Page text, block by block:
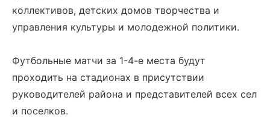
коллективов, детских домов творчества и
управления культуры и молодежной политики.
Футбольные матчи за 1-4-е места будут
проходить на стадионах в присутствии
руководителей района и представителей всех сел
и поселков.